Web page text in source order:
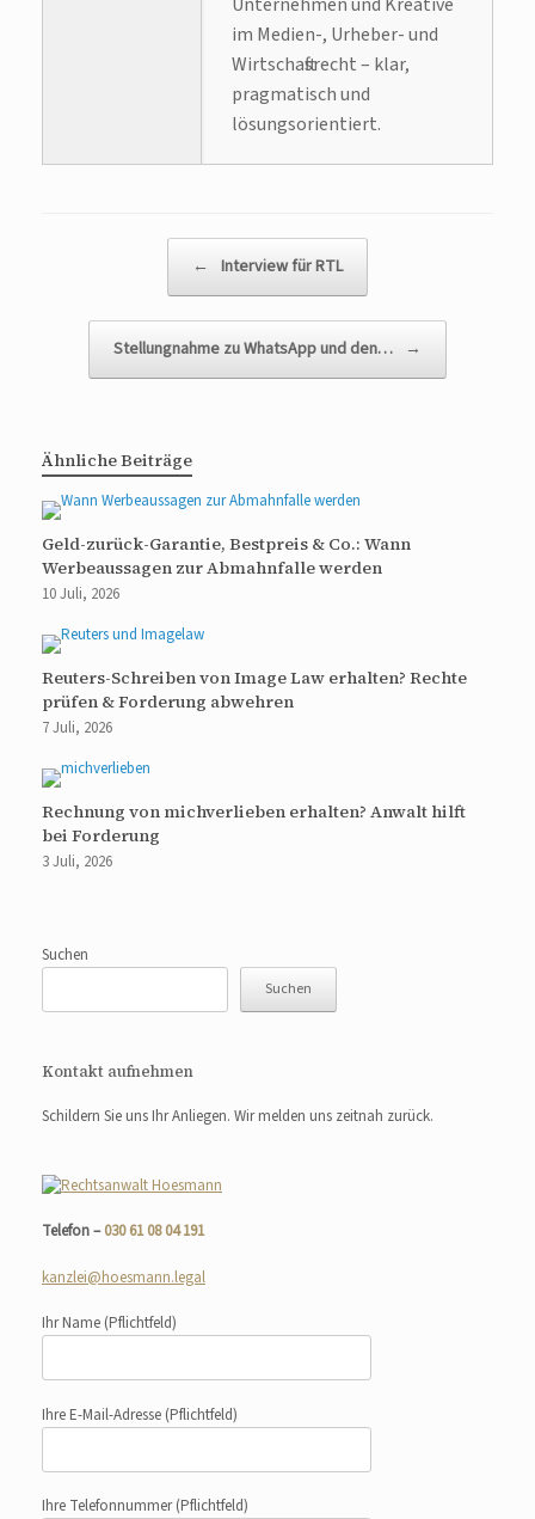
Unternehmen und Kreative
im Medien-, Urheber- und
Wirtschaftsrecht – klar,
pragmatisch und
lösungsorientiert.
← Interview für RTL
Stellungnahme zu WhatsApp und den… →
Ähnliche Beiträge
Geld-zurück-Garantie, Bestpreis & Co.: Wann
Werbeaussagen zur Abmahnfalle werden
10 Juli, 2026
Reuters-Schreiben von Image Law erhalten? Rechte
prüfen & Forderung abwehren
7 Juli, 2026
Rechnung von michverlieben erhalten? Anwalt hilft
bei Forderung
3 Juli, 2026
Suchen
Suchen
Kontakt aufnehmen
Schildern Sie uns Ihr Anliegen. Wir melden uns zeitnah zurück.
Telefon –030 61 08 04 191
kanzlei@hoesmann.legal
Ihr Name (Pflichtfeld)
Ihre E-Mail-Adresse (Pflichtfeld)
Ihre Telefonnummer(Pflichtfeld)